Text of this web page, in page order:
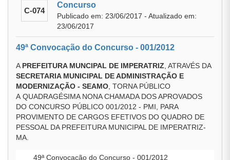
C-074
Concurso
Publicado em: 23/06/2017 - Atualizado em:
23/06/2017
49ª Convocação do Concurso - 001/2012
A PREFEITURA MUNCIPAL DE IMPERATRIZ , ATRAVÉS DA
SECRETARIA MUNICIPAL DE ADMINISTRAÇÃO E
MODERNIZAÇÃO - SEAMO , TORNA PÚBLICO
A QUADRAGÉSIMA NONA CHAMADA DOS APROVADOS
DO CONCURSO PÚBLICO 001/2012 - PMI, PARA
PROVIMENTO DE CARGOS EFETIVOS DO QUADRO DE
PESSOAL DA PREFEITURA MUNICIPAL DE IMPERATRIZ-
MA.
49ª Convocação do Concurso - 001/2012